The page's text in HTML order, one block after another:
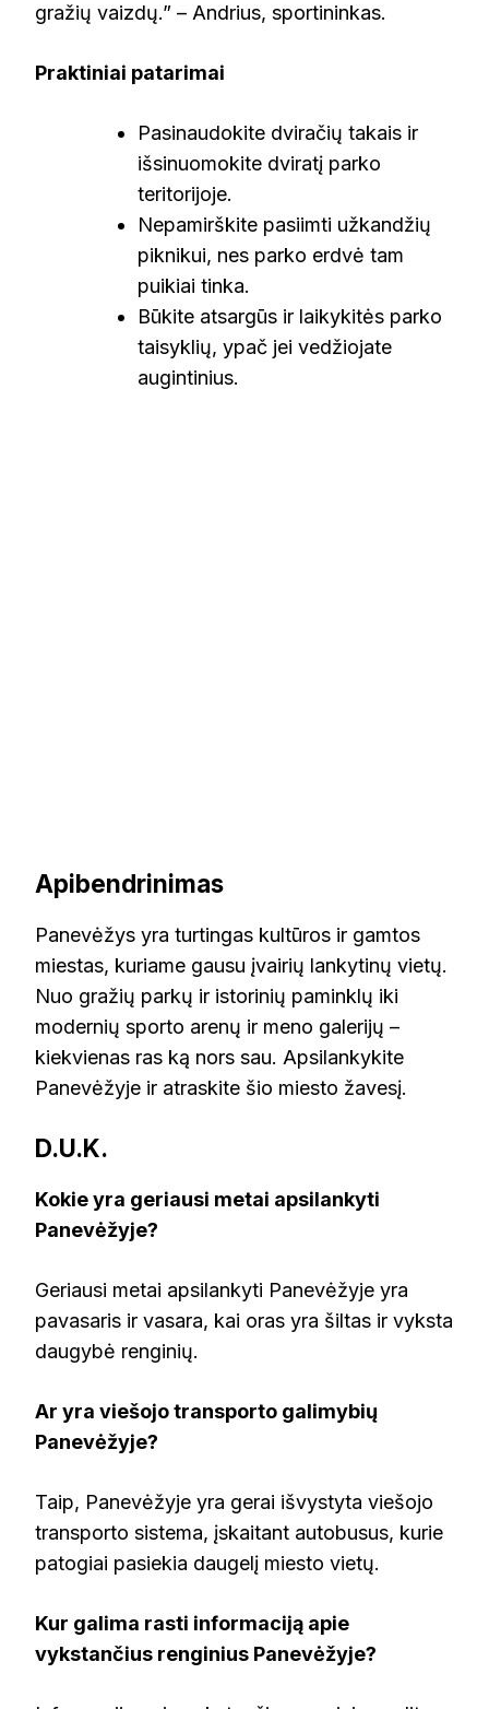
gražių vaizdų.” – Andrius, sportininkas.
Praktiniai patarimai
Pasinaudokite dviračių takais ir
išsinuomokite dviratį parko
teritorijoje.
Nepamirškite pasiimti užkandžių
piknikui, nes parko erdvė tam
puikiai tinka.
Būkite atsargūs ir laikykitės parko
taisyklių, ypač jei vedžiojate
augintinius.
Apibendrinimas
Panevėžys yra turtingas kultūros ir gamtos
miestas, kuriame gausu įvairių lankytinų vietų.
Nuo gražių parkų ir istorinių paminklų iki
modernių sporto arenų ir meno galerijų –
kiekvienas ras ką nors sau. Apsilankykite
Panevėžyje ir atraskite šio miesto žavesį.
D.U.K.
Kokie yra geriausi metai apsilankyti
Panevėžyje?
Geriausi metai apsilankyti Panevėžyje yra
pavasaris ir vasara, kai oras yra šiltas ir vyksta
daugybė renginių.
Ar yra viešojo transporto galimybių
Panevėžyje?
Taip, Panevėžyje yra gerai išvystyta viešojo
transporto sistema, įskaitant autobusus, kurie
patogiai pasiekia daugelį miesto vietų.
Kur galima rasti informaciją apie
vykstančius renginius Panevėžyje?